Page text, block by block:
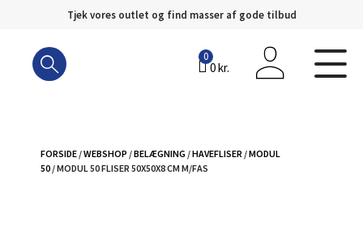
Tjek vores outlet og find masser af gode tilbud
indhold
0kr.
0
FORSIDE /WEBSHOP /BELÆGNING /HAVEFLISER /MODUL
50 / MODUL 50 FLISER 50X50X8 CM M/FAS